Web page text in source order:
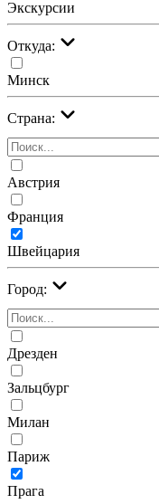
Экскурсии
Откуда:
Минск
Страна:
Австрия
Франция
Швейцария
Город:
Дрезден
Зальцбург
Милан
Париж
Прага